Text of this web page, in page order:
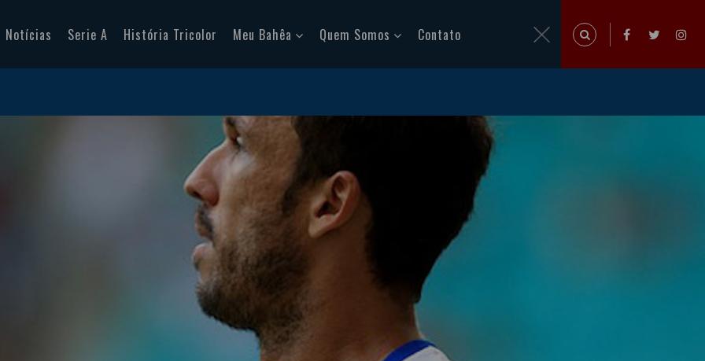
Notícias Serie A História Tricolor Meu Bahêa Quem Somos Contato